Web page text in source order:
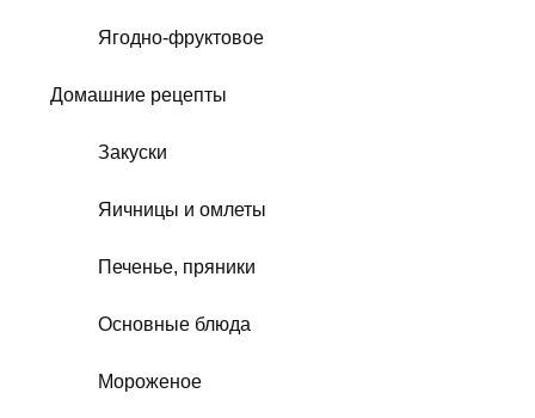
Ягодно-фруктовое
Домашние рецепты
Закуски
Яичницы и омлеты
Печенье, пряники
Основные блюда
Мороженое